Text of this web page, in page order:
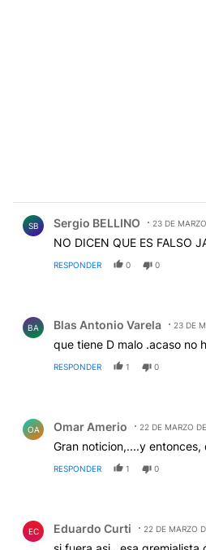
SB Sergio BELLINO 23 DE
NO DICEN QUE ES FALSO
RESPONDER 0 0
BA Blas Antonio Varela 23 DE
que tiene D malo .acaso no
RESPONDER 1 0
OA Omar Amerio 22 DE MARZO
Gran noticion,....y entonces,
RESPONDER 1 0
EC Eduardo Curti 22 DE MARZO